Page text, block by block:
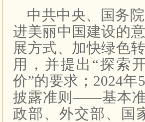
中共中央、国务
进美丽中国建设的
展方式、加快绿色
用，并提出“探索
价”的要求；2024
披露准则——基本
政部、外交部、国